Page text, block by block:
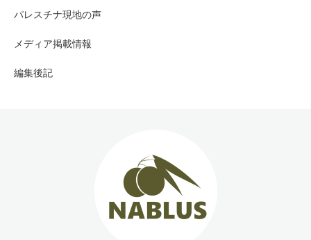
パレスチナ現地の声
メディア掲載情報
編集後記